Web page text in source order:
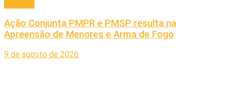
Ação Conjunta PMPR e PMSP resulta na
Apreensão de Menores e Arma de Fogo
9 de agosto de 2026